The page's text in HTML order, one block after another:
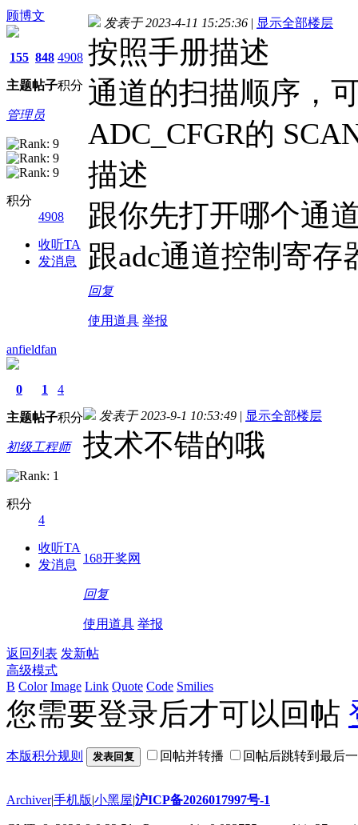
顾博文
155
主题
848
帖子
4908
积分
管理员
积分
4908
收听TA
发消息
发表于 2023-4-11 15:25:36 | 显示全部楼层
按照手册描述
通道的扫描顺序，
ADC_CFGR的
描述
跟你先打开哪个通
跟adc通道控制寄
回复
使用道具 举报
anfieldfan
0
主题
1
帖子
4
积分
初级工程师
积分
4
收听TA
发消息
发表于 2023-9-1 10:53:49 | 显示全部楼层
技术不错的哦
168开奖网
回复
使用道具 举报
返回列表 发新帖
高级模式
B Color Image Link Quote Code Smilies
您需要登录后才可以回帖
本版积分规则 发表回复 回帖并转播 回帖后跳转到最后
Archiver|手机版|小黑屋|沪ICP备2026017997号-1